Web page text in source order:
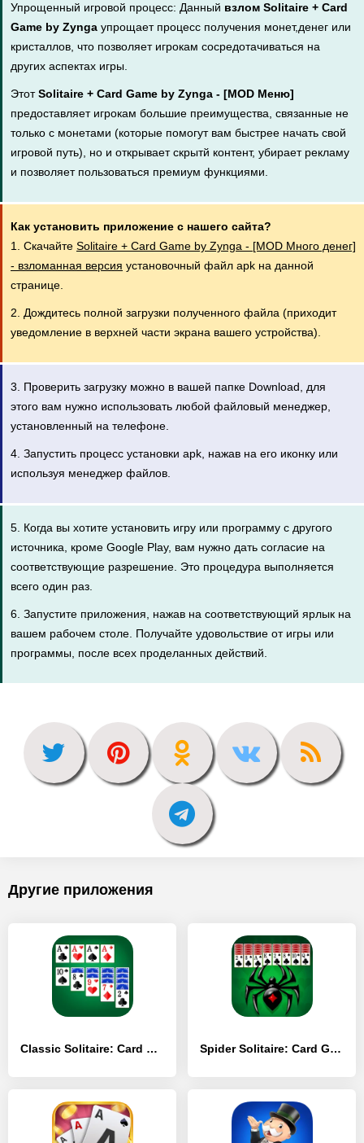
Упрощенный игровой процесс: Данный взлом Solitaire + Card
Game by Zynga упрощает процесс получения монет,денег или
кристаллов, что позволяет игрокам сосредотачиваться на
других аспектах игры.
ЭтотSolitaire + Card Game by Zynga - [MOD Меню]
предоставляет игрокам большие преимущества, связанные не
только с монетами (которые помогут вам быстрее начать свой
игровой путь), но и открывает скрытй контент, убирает рекламу
и позволяет пользоваться премиум функциями.
Как установить приложение с нашего сайта?
1. Скачайте Solitaire + Card Game by Zynga - [MOD Много денег]
- взломанная версия установочный файл apk на данной
странице.
2. Дождитесь полной загрузки полученного файла (приходит
уведомление в верхней части экрана вашего устройства).
3. Проверить загрузку можно в вашей папке Download, для
этого вам нужно использовать любой файловый менеджер,
установленный на телефоне.
4. Запустить процесс установки apk, нажав на его иконку или
используя менеджер файлов.
5. Когда вы хотите установить игру или программу с другого
источника, кроме Google Play, вам нужно дать согласие на
соответствующие разрешение. Это процедура выполняется
всего один раз.
6. Запустите приложения, нажав на соответствующий ярлык на
вашем рабочем столе. Получайте удовольствие от игры или
программы, после всех проделанных действий.
Другие приложения
Classic Solitaire: Card Games - [MOD Много денег] Spider Solitaire: Card Game - [MOD Бесконечные деньги]